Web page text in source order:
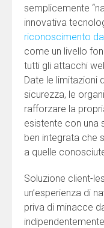
semplicemente
innovativa
riconoscimento
come un livello
tutti gli attacchi
Date le limitazioni
sicurezza, le
rafforzare la
esistente con una
ben integrata che
a quelle
Soluzione client-
un’esperienza di
priva di minacce